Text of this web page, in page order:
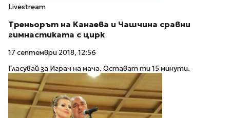
Livestream
Треньорът на Канаева и Чашчина сравни
гимнастиката с цирк
17 септември 2018, 12:56
Гласувай за Играч на мача. Остават ти 15 минути.